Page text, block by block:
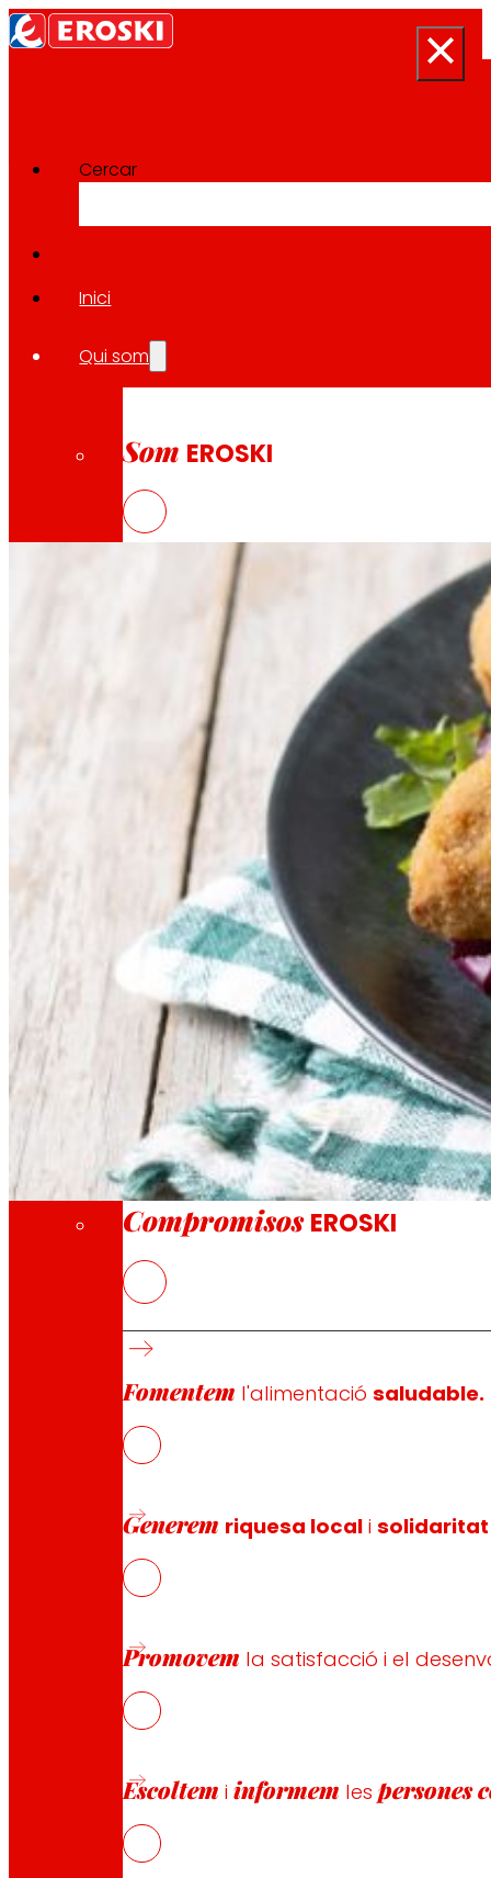
Cercar
Inici
Qui som
Som EROSKI
Així som
Tot el nostre ADN: un viatge per la missió, la
Cooperativa
Som per i per a les persones. Descobreix
Fundació
A través de la nostra Fundació impulsem
Compromisos
Compromisos EROSKI
Fomentem l'alimentaciósaludable.
Generem riquesa local isolidaritat
Promovem la satisfacció i el
Escoltem iinformem lespersones
Projectes d'Innovació
Tornar a tots els projectes
2023
PROMEAT, disseny i
i EROSKI busquen fórmules perquè els
l’oferta dels productes en funció de les necessitats
La seva intenció és reformular els productes
Omega-3 i vitamina E. A més, els olis vegetals que
augmentar la freqüència de consum dels productes
composició, els paràmetres fisicoquímics,
Projecte cofinançat per: